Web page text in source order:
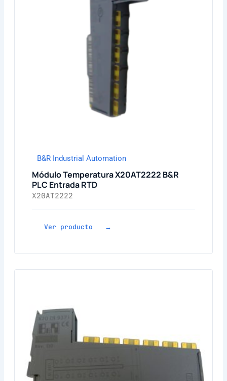
B&R Industrial Automation
Módulo Temperatura X20AT2222 B&R
PLC Entrada RTD
X20AT2222
Ver producto →